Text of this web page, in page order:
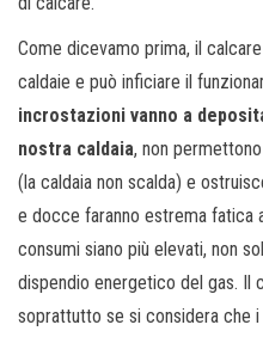
Come dicevamo prima, il
caldaie e può inficiare il
incrostazioni vanno a
nostra caldaia, non
(la caldaia non scalda) e
e docce faranno estrema fatica
consumi siano più elevati, non
dispendio energetico del gas. Il
soprattutto se si considera che